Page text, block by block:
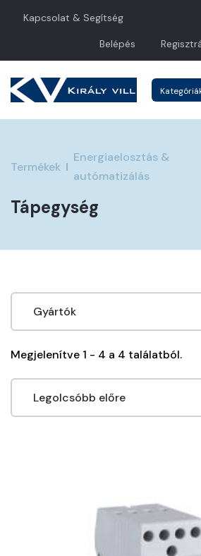
Kapcsolat & Segítség
Belépés
Termékek
Energiaelosztás &
autómatizálás
Tápegység
Megjelenítve 1 - 4 a 4 találatból.